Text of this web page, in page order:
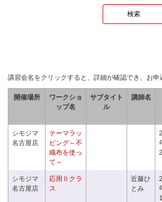
講習会名をクリックすると、詳細が確認でき、お申
開催場所
ワークショ
ップ名
サブタイト
ル
講師名
シモジマ
名古屋店
テーマラッ
ピング～不
織布を使っ
て～
シモジマ
名古屋店
応用Ⅱクラ
ス
近藤ひ
とみ